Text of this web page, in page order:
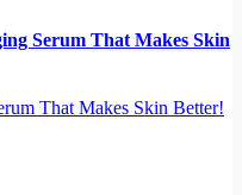
Serum That Makes Skin
That Makes Skin Better!